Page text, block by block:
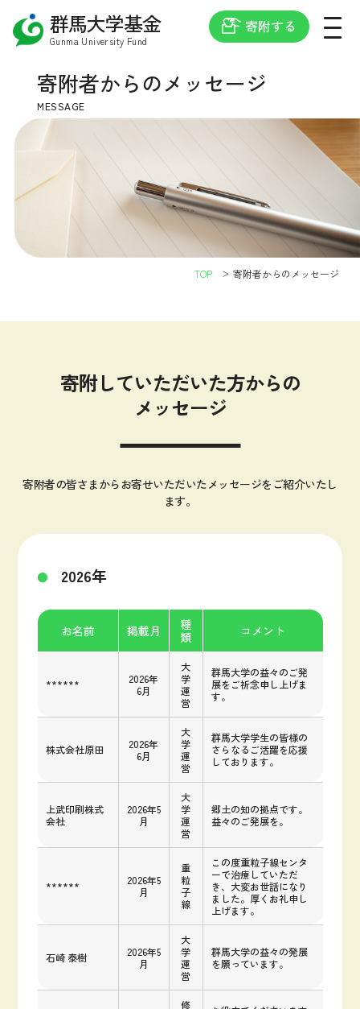
群馬大学基金
Gunma University Fund
寄附する
寄附者からのメッセージ
MESSAGE
TOP 寄附者からのメッセージ
寄附していただいた方からの
メッセージ
寄附者の皆さまからお寄せいただいたメッセージをご紹介いたし
ます。
2026年
お名前 掲載月
種
類
コメント
******
2026年
6月
大
学
運
営
群馬大学の益々のご発
展をご祈念申し上げま
す。
株式会社原田
2026年
6月
大
学
運
営
群馬大学学生の皆様の
さらなるご活躍を応援
しております。
上武印刷株式
会社
2026年5
月
大
学
運
営
郷土の知の拠点です。
益々のご発展を。
******
2026年5
月
重
粒
子
線
この度重粒子線センタ
ーで治療していただ
き、大変お世話になり
ました。厚くお礼申し
上げます。
石崎 泰樹
2026年5
月
大
学
運
営
群馬大学の益々の発展
を願っています。
修